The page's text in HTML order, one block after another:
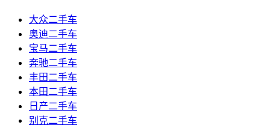
大众二手车
奥迪二手车
宝马二手车
奔驰二手车
丰田二手车
本田二手车
日产二手车
别克二手车